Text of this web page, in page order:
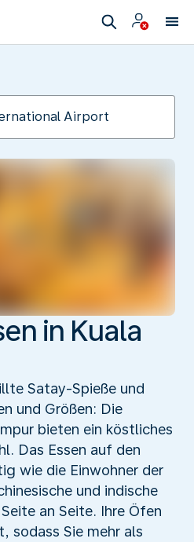
in Kuala
Satay-Spieße und
und Größen: Die
bieten ein köstliches
Das Essen auf den
wie die Einwohner der
und indische
an Seite. Ihre Öfen
sodass Sie mehr als